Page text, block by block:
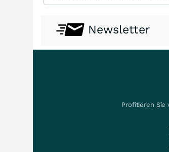
Newsletter
Profitieren Sie